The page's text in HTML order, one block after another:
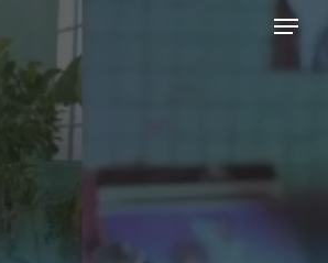
Menu